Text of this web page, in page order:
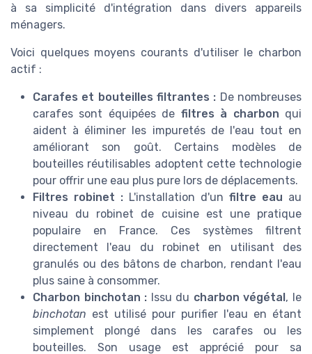
à sa simplicité d'intégration dans divers appareils
ménagers.
Voici quelques moyens courants d'utiliser le charbon
actif :
Carafes et bouteilles filtrantes : De nombreuses
carafes sont équipées de filtres à charbon qui
aident à éliminer les impuretés de l'eau tout en
améliorant son goût. Certains modèles de
bouteilles réutilisables adoptent cette technologie
pour offrir une eau plus pure lors de déplacements.
Filtres robinet : L'installation d'un filtre eau au
niveau du robinet de cuisine est une pratique
populaire en France. Ces systèmes filtrent
directement l'eau du robinet en utilisant des
granulés ou des bâtons de charbon, rendant l'eau
plus saine à consommer.
Charbon binchotan : Issu du charbon végétal, le
binchotan est utilisé pour purifier l'eau en étant
simplement plongé dans les carafes ou les
bouteilles. Son usage est apprécié pour sa